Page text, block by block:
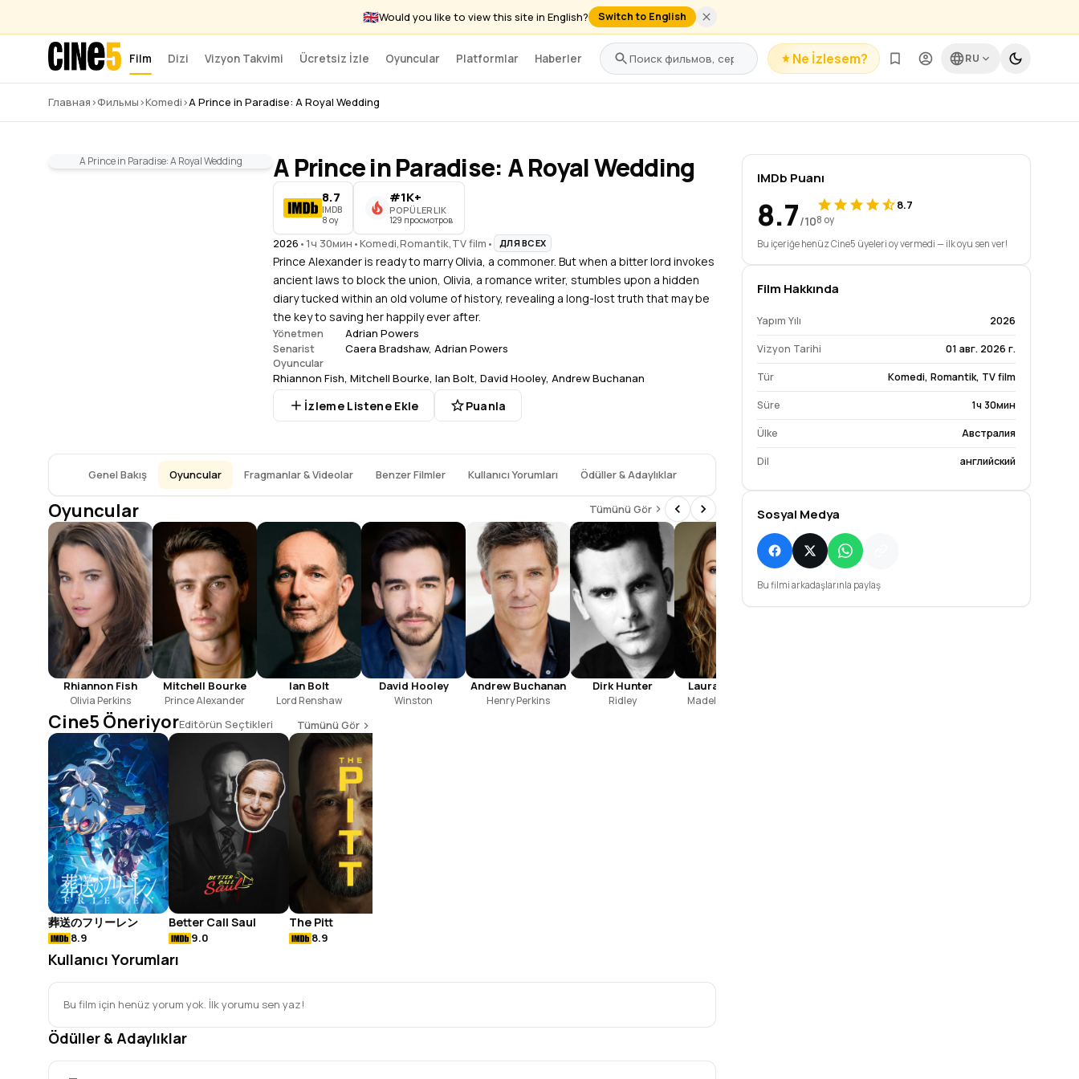
🇬🇧Would you like to view this site in English? Switch to English
Film Dizi Vizyon Takvimi Ücretsiz İzle Oyuncular Platformlar Haberler Ne İzlesem? RU
Главная›Фильмы›Komedi›A Prince in Paradise: A Royal Wedding
A Prince in Paradise: A Royal Wedding A Prince in Paradise: A Royal Wedding
8.7
IMDB
8 oy
#1K+
POPÜLERLIK
129 просмотров
2026 •1ч 30мин •Komedi Romantik TV film • ДЛЯ ВСЕХ
Prince Alexander is ready to marry Olivia, a commoner. But when a bitter lord invokes
ancient laws to block the union, Olivia, a romance writer, stumbles upon a hidden
diary tucked within an old volume of history, revealing a long-lost truth that may be
the key to saving her happily ever after.
Yönetmen Adrian Powers
Senarist Caera Bradshaw, Adrian Powers
Oyuncular
Rhiannon Fish, Mitchell Bourke, Ian Bolt, David Hooley, Andrew Buchanan
İzleme Listene Ekle Puanla
IMDb Puanı
8.7/10
8.7
8 oy
Bu içeriğe henüz Cine5 üyeleri oy vermedi — ilk oyu sen ver!
Film Hakkında
Yapım Yılı 2026
Vizyon Tarihi 01 авг. 2026 г.
Tür Komedi, Romantik, TV film
Süre 1ч 30мин
Ülke Австралия
Dil английский
Sosyal Medya
Bu filmi arkadaşlarınla paylaş
Genel Bakış Oyuncular Fragmanlar & Videolar Benzer Filmler Kullanıcı Yorumları Ödüller & Adaylıklar
Oyuncular Tümünü Gör
Rhiannon Fish
Olivia Perkins
Mitchell Bourke
Prince Alexander
Ian Bolt
Lord Renshaw
David Hooley
Winston
Andrew Buchanan
Henry Perkins
Dirk Hunter
Ridley
Laura Keneally
Madeline Perkins
Cine5 ÖneriyorEditörün Seçtikleri Tümünü Gör
葬送のフリーレン
8.9
Better Call Saul
9.0
The Pitt
8.9
Kullanıcı Yorumları
Bu film için henüz yorum yok. İlk yorumu sen yaz!
Ödüller & Adaylıklar